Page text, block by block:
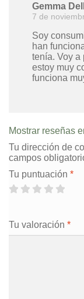
Gemma
7 de
Soy
han
tenía. Voy a
estoy muy
funciona
Mostrar reseñas
Tu dirección de
campos
Tu puntuación *
Tu valoración *